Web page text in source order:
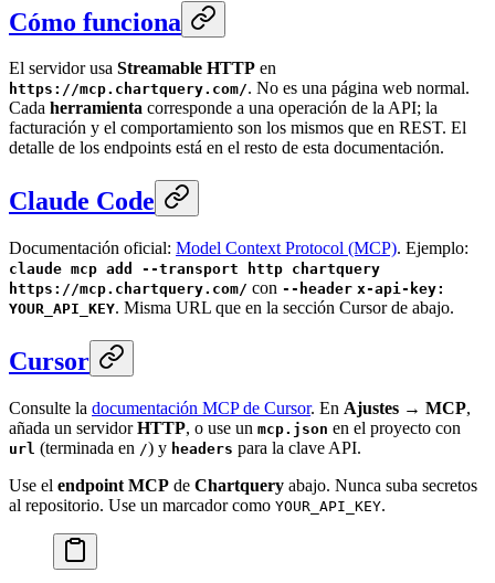
Cómo funciona
El servidor usa Streamable HTTP en
https://mcp.chartquery.com/. No es una página web normal.
Cada herramienta corresponde a una operación de la API; la
facturación y el comportamiento son los mismos que en REST. El
detalle de los endpoints está en el resto de esta documentación.
Claude Code
Documentación oficial: Model Context Protocol (MCP). Ejemplo:
claude mcp add --transport http chartquery
https://mcp.chartquery.com/ con --header x-api-key:
YOUR_API_KEY. Misma URL que en la sección Cursor de abajo.
Cursor
Consulte la documentación MCP de Cursor. En Ajustes → MCP,
añada un servidorHTTP, o use un mcp.json en el proyecto con
url (terminada en /) y headers para la clave API.
Use el endpoint MCP de Chartquery abajo. Nunca suba secretos
al repositorio. Use un marcador como YOUR_API_KEY.